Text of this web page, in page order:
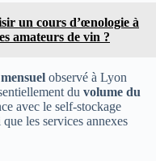
un cours d’œnologie à
amateurs de vin ?
observé à Lyon
du volume du
avec le self-stockage
les services annexes